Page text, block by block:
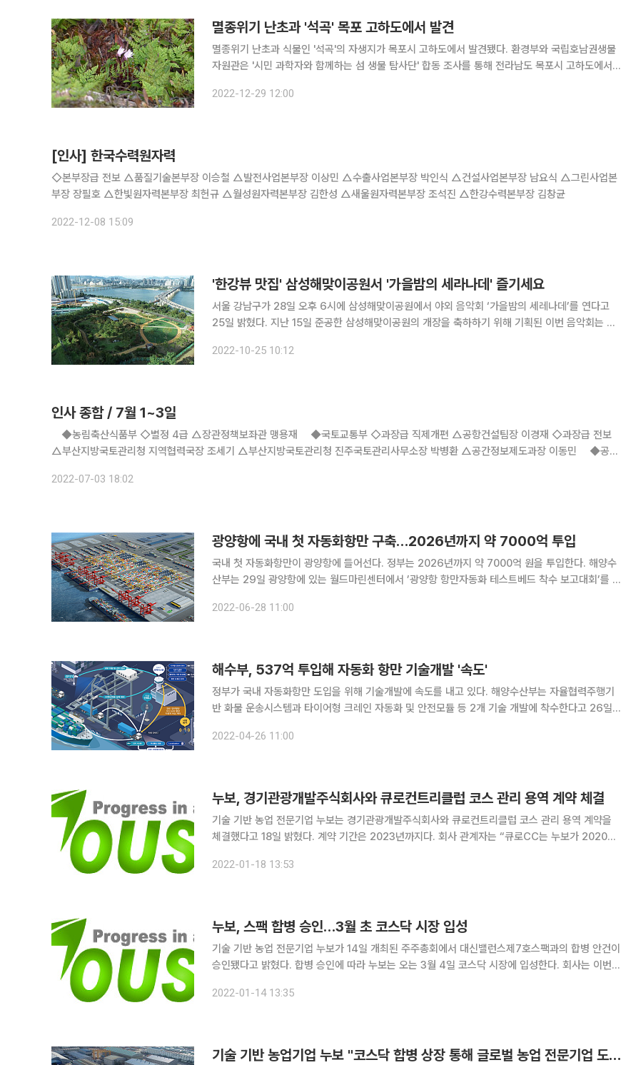
멸종위기 난초과 '석곡' 목포 고하도에서 발견
멸종위기 난초과 식물인 '석곡'의 자생지가 목포시 고하도에서 발견됐다. 환경부와 국립호남권생물
자원관은 '시민 과학자와 함께하는 섬 생물 탐사단' 합동 조사를 통해 전라남도 목포시 고하도에서
무줄기에 붙어서 자라는 상록성 여러해살이풀로 우리나라 제주도와 남
2022-12-29 12:00
[인사] 한국수력원자력
◇본부장급 전보 △품질기술본부장 이승철 △발전사업본부장 이상민 △수출사업본부장 박인식 △건설사업본부장 남요식 △그린사업본
부장 장필호 △한빛원자력본부장 최헌규 △월성원자력본부장 김한성 △새울원자력본부장 조석진 △한강수력본부장 김창균
2022-12-08 15:09
'한강뷰 맛집' 삼성해맞이공원서 '가을밤의 세라나데' 즐기세요
서울 강남구가 28일 오후 6시에 삼성해맞이공원에서 야외 음악회 ‘가을밤의 세레나데’를 연다고
25일 밝혔다. 지난 15일 준공한 삼성해맞이공원의 개장을 축하하기 위해 기획된 이번 음악회는 클
들이 참여한다. 한강변 언덕에 위치한 삼성해맞이공원은 한강의
2022-10-25 10:12
인사 종합 / 7월 1~3일
◆농림축산식품부 ◇별정 4급 △장관정책보좌관 맹용재 ◆국토교통부 ◇과장급 직제개편 △공항건설팀장 이경재 ◇과장급 전보
△부산지방국토관리청 지역협력국장 조세기 △부산지방국토관리청 진주국토관리사무소장 박병환 △공간정보제도과장 이동민 ◆공정
2022-07-03 18:02
광양항에 국내 첫 자동화항만 구축…2026년까지 약 7000억 투입
국내 첫 자동화항만이 광양항에 들어선다. 정부는 2026년까지 약 7000억 원을 투입한다. 해양수
산부는 29일 광양항에 있는 월드마린센터에서 ’광양항 항만자동화 테스트베드 착수 보고대회’를 개
항 3-2단계 컨테이너부두 4선석에 2026년까지 총 6915억 원
2022-06-28 11:00
해수부, 537억 투입해 자동화 항만 기술개발 '속도'
정부가 국내 자동화항만 도입을 위해 기술개발에 속도를 내고 있다. 해양수산부는 자율협력주행기
반 화물 운송시스템과 타이어형 크레인 자동화 및 안전모듈 등 2개 기술 개발에 착수한다고 26일
할 수 있는 자동화항만에 대한 관심이 높아지고 있다. 하지만 우리나라는
2022-04-26 11:00
누보, 경기관광개발주식회사와 큐로컨트리클럽 코스 관리 용역 계약 체결
기술 기반 농업 전문기업 누보는 경기관광개발주식회사와 큐로컨트리클럽 코스 관리 용역 계약을
체결했다고 18일 밝혔다. 계약 기간은 2023년까지다. 회사 관계자는 “큐로CC는 누보가 2020년
결하게 됐다”며 “지난해 12월 신규 체결한 애경중부컨트리클럽 코스
2022-01-18 13:53
누보, 스팩 합병 승인…3월 초 코스닥 시장 입성
기술 기반 농업 전문기업 누보가 14일 개최된 주주총회에서 대신밸런스제7호스팩과의 합병 안건이
승인됐다고 밝혔다. 합병 승인에 따라 누보는 오는 3월 4일 코스닥 시장에 입성한다. 회사는 이번
력 충원에 활용할 계획이다. 누보와 대신밸런스제7호스팩의
2022-01-14 13:35
기술 기반 농업기업 누보 "코스닥 합병 상장 통해 글로벌 농업 전문기업 도약"